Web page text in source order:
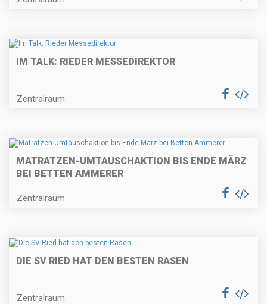
IM TALK: RIEDER MESSEDIREKTOR
Zentralraum
MATRATZEN-UMTAUSCHAKTION BIS ENDE MÄRZ
BEI BETTEN AMMERER
Zentralraum
DIE SV RIED HAT DEN BESTEN RASEN
Zentralraum